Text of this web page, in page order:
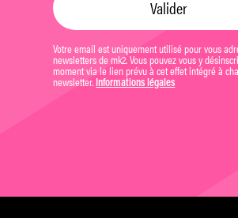
Votre email est uniquement utilisé pour vous
newsletters de mk2. Vous pouvez vous y
moment via le lien prévu à cet effet intégré à
newsletter. Informations légales